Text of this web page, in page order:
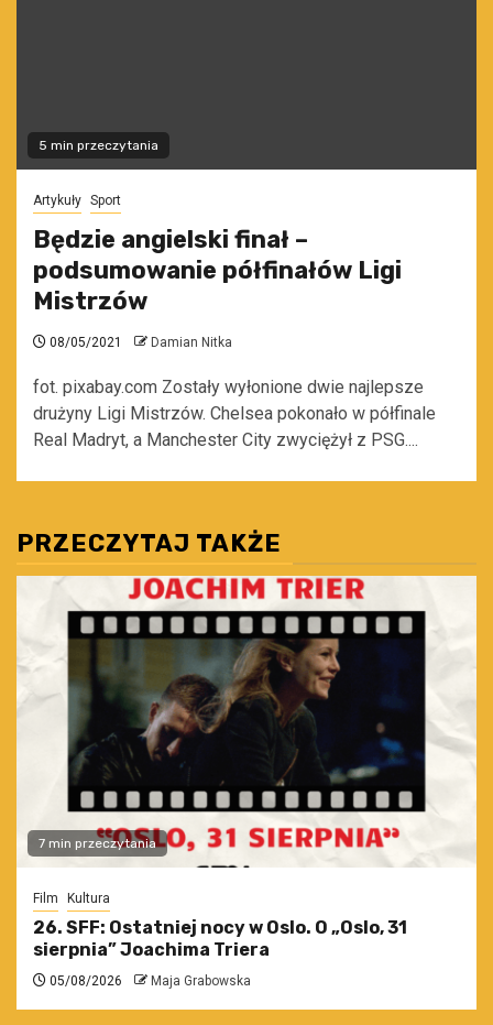
5 min przeczytania
Artykuły Sport
Będzie angielski finał –
podsumowanie półfinałów Ligi
Mistrzów
08/05/2021 Damian Nitka
fot. pixabay.com Zostały wyłonione dwie najlepsze
drużyny Ligi Mistrzów. Chelsea pokonało w półfinale
Real Madryt, a Manchester City zwyciężył z PSG....
PRZECZYTAJ TAKŻE
7 min przeczytania
Film Kultura
26. SFF: Ostatniej nocy w Oslo. O „Oslo, 31
sierpnia” Joachima Triera
05/08/2026 Maja Grabowska